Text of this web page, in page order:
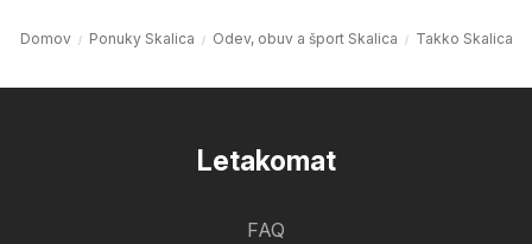
Domov Ponuky Skalica Odev, obuv a šport Skalica Takko Skalica
Letakomat
FAQ